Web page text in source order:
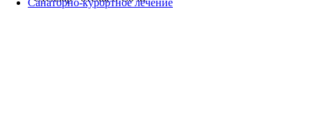
Санаторно-курортное лечение